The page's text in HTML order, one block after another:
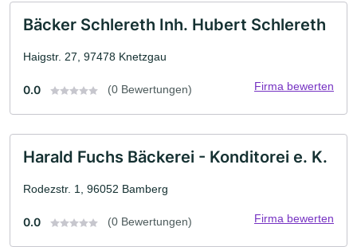
Bäcker Schlereth Inh. Hubert Schlereth
Haigstr. 27, 97478 Knetzgau
0.0 (0 Bewertungen) Firma bewerten
Harald Fuchs Bäckerei - Konditorei e. K.
Rodezstr. 1, 96052 Bamberg
0.0 (0 Bewertungen) Firma bewerten